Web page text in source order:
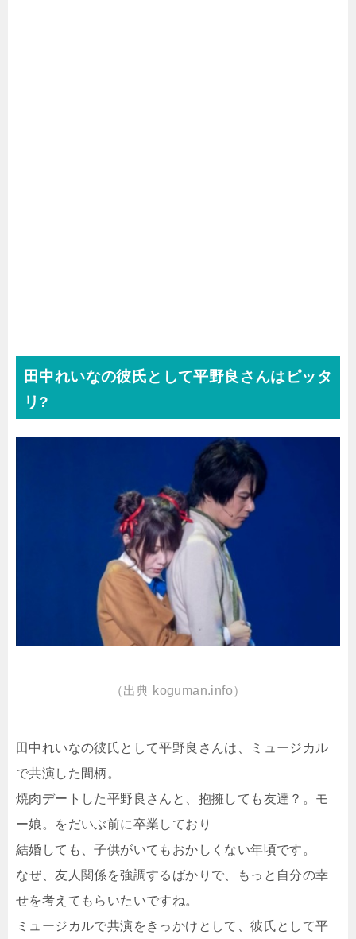
田中れいなの彼氏として平野良さんはピッタ
リ?
（出典 koguman.info）
田中れいなの彼氏として平野良さんは、ミュージカル
で共演した間柄。
焼肉デートした平野良さんと、抱擁しても友達？。モ
ー娘。をだいぶ前に卒業しており
結婚しても、子供がいてもおかしくない年頃です。
なぜ、友人関係を強調するばかりで、もっと自分の幸
せを考えてもらいたいですね。
ミュージカルで共演をきっかけとして、彼氏として平